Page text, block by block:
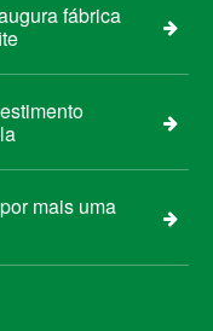
fábrica
mais uma